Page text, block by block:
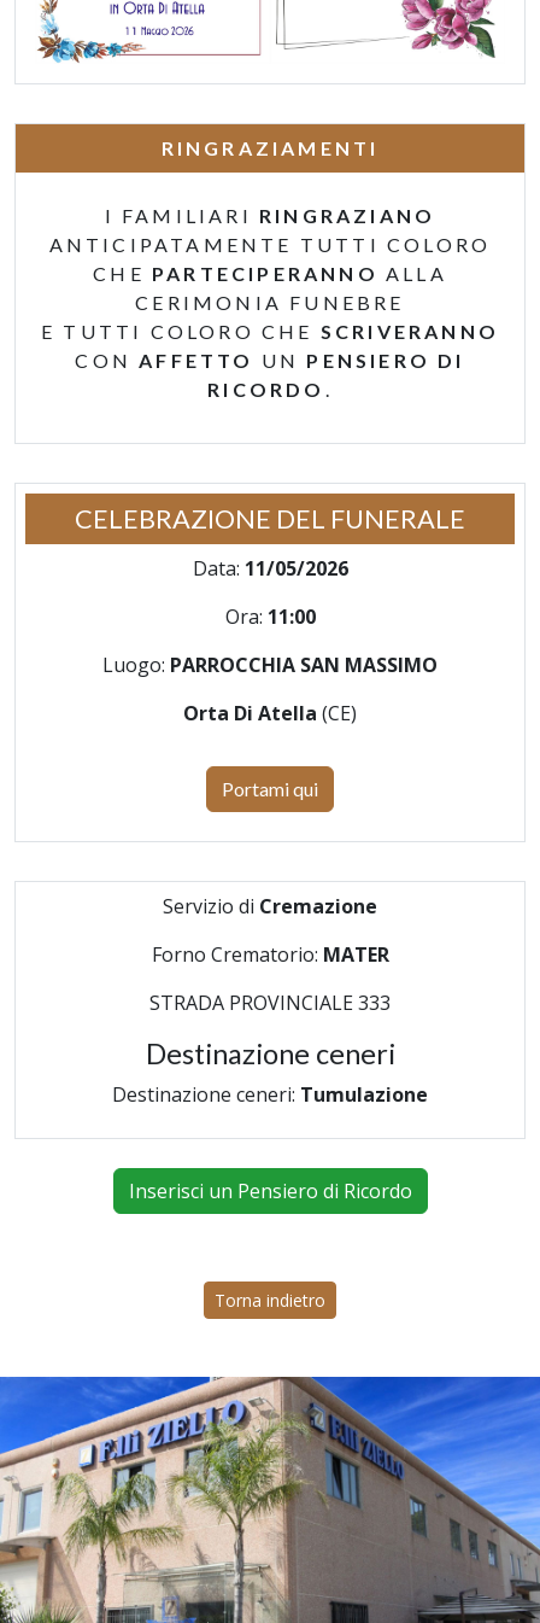
RINGRAZIAMENTI
I FAMILIARI RINGRAZIANO
ANTICIPATAMENTE TUTTI COLORO
CHE PARTECIPERANNO ALLA
CERIMONIA FUNEBRE
E TUTTI COLORO CHE SCRIVERANNO
CONAFFETTO UN PENSIERO DI
RICORDO .
CELEBRAZIONE DEL FUNERALE
Data: 11/05/2026
Ora: 11:00
Luogo: PARROCCHIA SAN MASSIMO
Orta Di Atella (CE)
Portami qui
Servizio di Cremazione
Forno Crematorio: MATER
STRADA PROVINCIALE 333
Destinazione ceneri
Destinazione ceneri: Tumulazione
Inserisci un Pensiero di Ricordo
Torna indietro